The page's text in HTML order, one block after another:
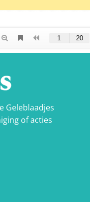
Geleblaadjes
of acties